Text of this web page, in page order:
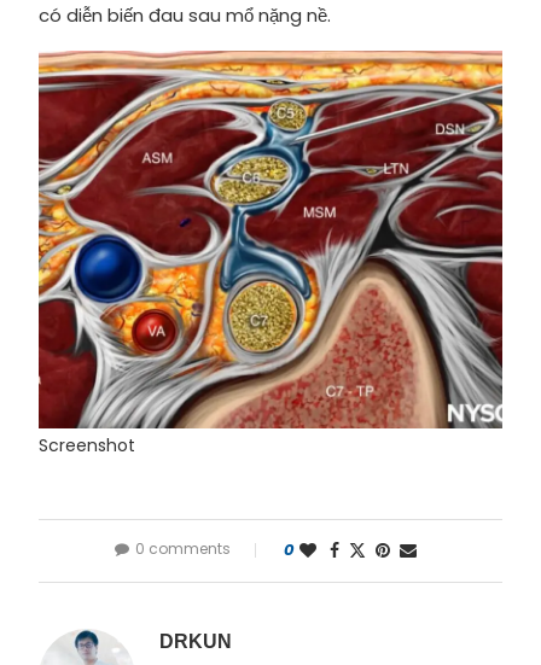
có diễn biến đau sau mổ nặng nề.
Screenshot
0 comments 0
DRKUN